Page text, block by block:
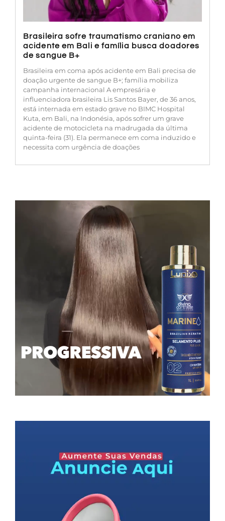
Brasileira sofre traumatismo craniano em
acidente em Bali e família busca doadores
de sangue B+
Brasileira em coma após acidente em Bali precisa de
doação urgente de sangue B+; família mobiliza
campanha internacional A empresária e
influenciadora brasileira Lis Santos Bayer, de 36 anos,
está internada em estado grave no BIMC Hospital
Kuta, em Bali, na Indonésia, após sofrer um grave
acidente de motocicleta na madrugada da última
quinta-feira (31). Ela permanece em coma induzido e
necessita com urgência de doações